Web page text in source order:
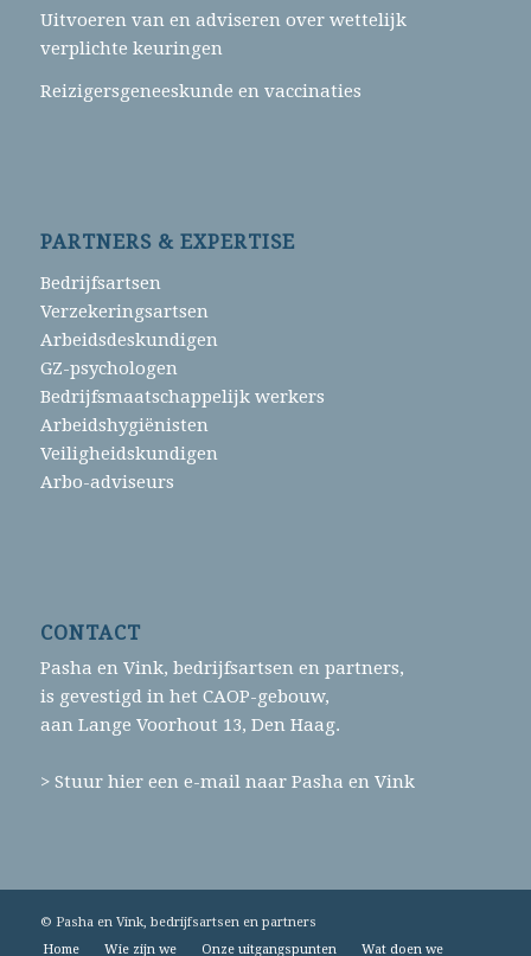
Uitvoeren van en adviseren over wettelijk
verplichte keuringen
Reizigersgeneeskunde en vaccinaties
PARTNERS & EXPERTISE
Bedrijfsartsen
Verzekeringsartsen
Arbeidsdeskundigen
GZ-psychologen
Bedrijfsmaatschappelijk werkers
Arbeidshygiënisten
Veiligheidskundigen
Arbo-adviseurs
CONTACT
Pasha en Vink, bedrijfsartsen en partners,
is gevestigd in het CAOP-gebouw,
aan Lange Voorhout 13, Den Haag.
> Stuur hier een e-mail naar Pasha en Vink
© Pasha en Vink, bedrijfsartsen en partners
Home
Wie zijn we Onze uitgangspunten Wat doen we